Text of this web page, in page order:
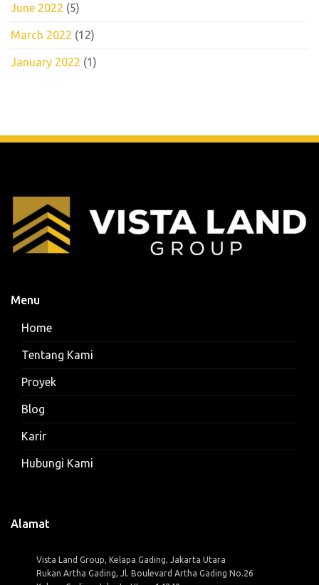
June 2022 (5)
March 2022 (12)
January 2022 (1)
Menu
Home
Tentang Kami
Proyek
Blog
Karir
Hubungi Kami
Alamat
Vista Land Group, Kelapa Gading, Jakarta Utara
Rukan Artha Gading, Jl. Boulevard Artha Gading No.26